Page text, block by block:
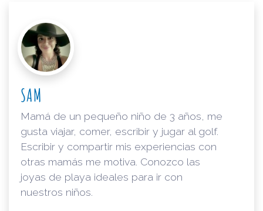
SAM
Mamá de un pequeño niño de 3 años, me
gusta viajar, comer, escribir y jugar al golf.
Escribir y compartir mis experiencias con
otras mamás me motiva. Conozco las
joyas de playa ideales para ir con
nuestros niños.